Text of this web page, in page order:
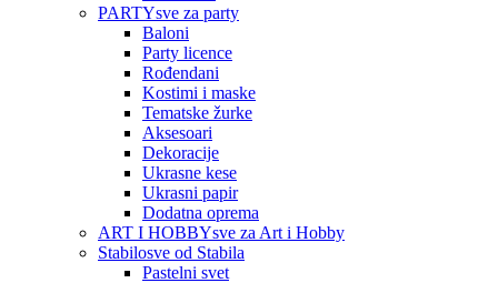
PARTYsve za party
Baloni
Party licence
Rođendani
Kostimi i maske
Tematske žurke
Aksesoari
Dekoracije
Ukrasne kese
Ukrasni papir
Dodatna oprema
ART I HOBBYsve za Art i Hobby
Stabilosve od Stabila
Pastelni svet